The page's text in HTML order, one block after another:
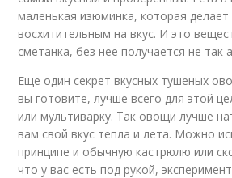
помидор
Заготовка на зиму
маленькая изюминка, которая
восхитительным на вкус. И это
сметанка, без нее получается не так
Еще один секрет вкусных тушеных
вы готовите, лучше всего для этой
или мультиварку. Так овощи лучше
вам свой вкус тепла и лета. Можно
принципе и обычную кастрюлю или
что у вас есть под рукой,